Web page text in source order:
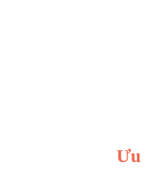
Ưu